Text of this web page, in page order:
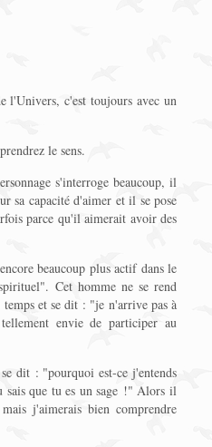
l'Univers, c'est toujours avec un
le sens.
s'interroge beaucoup, il
sa capacité d'aimer et il se pose
parce qu'il aimerait avoir des
beaucoup plus actif dans le
Cet homme ne se rend
et se dit : "je n'arrive pas à
envie de participer au
dit : "pourquoi est-ce j'entends
sais que tu es un sage !" Alors il
j'aimerais bien comprendre